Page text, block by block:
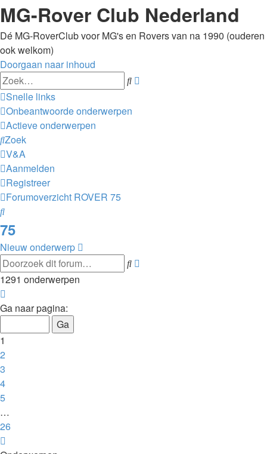
MG-Rover Club Nederland
Dé MG-RoverClub voor MG's en Rovers van na 1990 (ouderen
ook welkom)
Doorgaan naar inhoud
Zoek
Snelle links
Onbeantwoorde onderwerpen
Actieve onderwerpen
Zoek
V&A
Aanmelden
Registreer
Forumoverzicht ROVER 75
Zoek
75
Nieuw onderwerp
Zoek
1291 onderwerpen
1
26
Ga naar pagina:
1
2
3
4
5
…
26